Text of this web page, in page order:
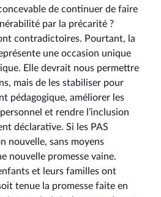
de continuer de faire
par la précarité ?
contradictoires. Pourtant, la
une occasion unique
Elle devrait nous permettre
mais de les stabiliser pour
pédagogique, améliorer les
et rendre l’inclusion
déclarative. Si les PAS
nouvelle, sans moyens
nouvelle promesse vaine.
et leurs familles ont
tenue la promesse faite en